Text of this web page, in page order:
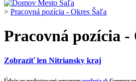
> Pracovná pozícia - Okres Šaľa
Pracovná pozícia -
Zobraziť len Nitriansky kraj